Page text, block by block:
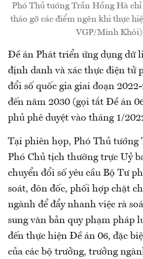
Phó Thủ tướng Trần Hồng Hà chỉ
tháo gỡ các điểm ngẽn khi thực
VGP/Minh
Đề án Phát triển ứng dụng dữ
định danh và xác thực điện tử
đổi số quốc gia giai đoạn
đến năm 2030 (gọi tắt Đề án
phủ phê duyệt vào tháng 1/
Tại phiên họp, Phó Thủ tướng
Phó Chủ tịch thường trực Uỷ
chuyển đổi số yêu cầu Bộ Tư
soát, đôn đốc, phối hợp chặt
ngành để đẩy nhanh việc rà
sung văn bản quy phạm pháp
đến thực hiện Đề án 06, đặc
của các bộ trưởng, trưởng